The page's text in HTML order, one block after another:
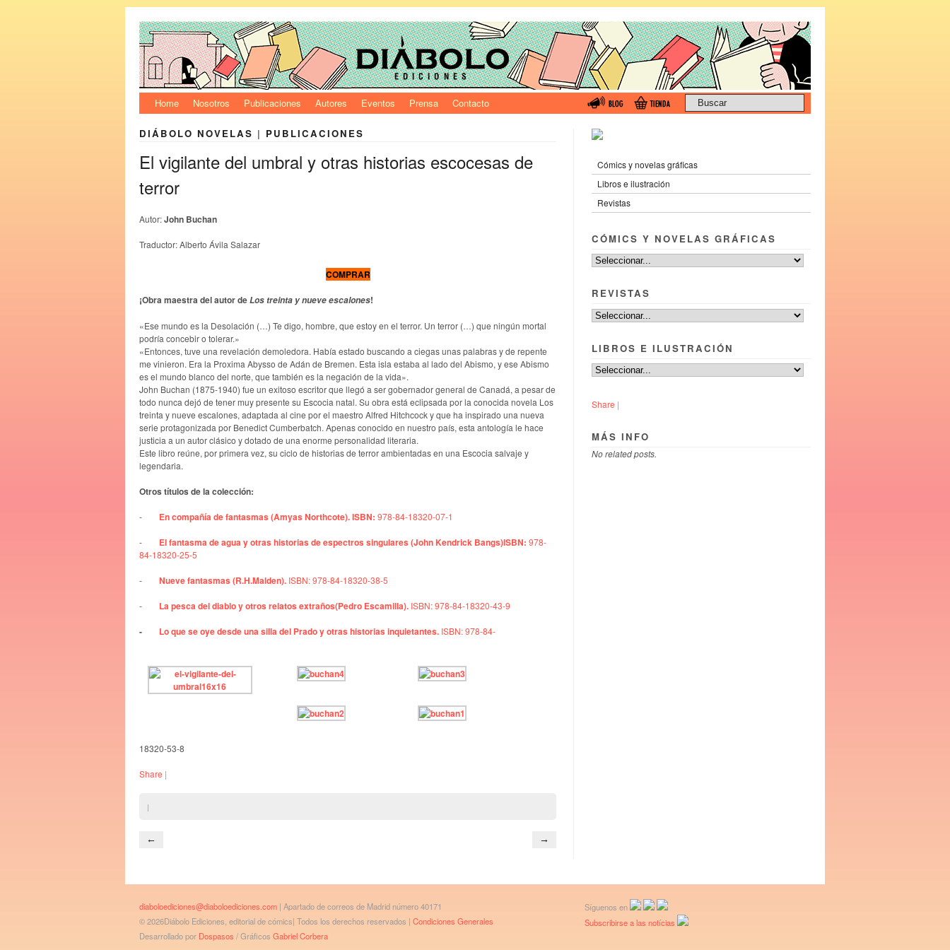
Home Nosotros Publicaciones Autores Eventos Prensa Contacto
DIÁBOLO NOVELAS | PUBLICACIONES
El vigilante del umbral y otras historias escocesas de
terror
Autor:John Buchan
Traductor: Alberto Ávila Salazar
COMPRAR
¡Obra maestra del autor deLos treinta y nueve escalones!
«Ese mundo es la Desolación (…) Te digo, hombre, que estoy en el terror. Un terror (…) que ningún mortal
podría concebir o tolerar.»
«Entonces, tuve una revelación demoledora. Había estado buscando a ciegas unas palabras y de repente
me vinieron. Era la Proxima Abysso de Adán de Bremen. Esta isla estaba al lado del Abismo, y ese Abismo
es el mundo blanco del norte, que también es la negación de la vida».
John Buchan (1875-1940) fue un exitoso escritor que llegó a ser gobernador general de Canadá, a pesar de
todo nunca dejó de tener muy presente su Escocia natal. Su obra está eclipsada por la conocida novela Los
treinta y nueve escalones, adaptada al cine por el maestro Alfred Hitchcock y que ha inspirado una nueva
serie protagonizada por Benedict Cumberbatch. Apenas conocido en nuestro país, esta antología le hace
justicia a un autor clásico y dotado de una enorme personalidad literaria.
Este libro reúne, por primera vez, su ciclo de historias de terror ambientadas en una Escocia salvaje y
legendaria.
Otros títulos de la colección:
- En compañía de fantasmas (Amyas Northcote). ISBN: 978-84-18320-07-1
- El fantasma de agua y otras historias de espectros singulares (John Kendrick Bangs)ISBN: 978-
84-18320-25-5
- Nueve fantasmas (R.H.Malden). ISBN: 978-84-18320-38-5
- La pesca del diablo y otros relatos extraños(Pedro Escamilla). ISBN: 978-84-18320-43-9
- Lo que se oye desde una silla del Prado y otras historias inquietantes. ISBN: 978-84-
18320-53-8
Share |
|
← →
Cómics y novelas gráficas
Libros e ilustración
Revistas
CÓMICS Y NOVELAS GRÁFICAS
REVISTAS
LIBROS E ILUSTRACIÓN
Share |
MÁS INFO
No related posts.
diaboloediciones@diaboloediciones.com | Apartado de correos de Madrid número 40171
© 2026Diábolo Ediciones, editorial de cómics| Todos los derechos reservados | Condiciones Generales
Desarrollado por Dospasos / Gráficos Gabriel Corbera
Síguenos en
Subscribirse a las notícias